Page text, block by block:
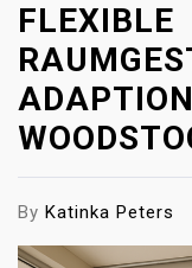
FLEXIBLE
By Katinka Peters